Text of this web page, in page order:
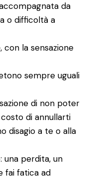
da
o difficoltà a
, con la sensazione
sempre uguali
di non poter
di annullarti
disagio a te o alla
: una perdita, un
fai fatica ad